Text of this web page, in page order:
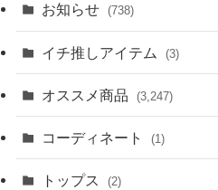
お知らせ (738)
イチ推しアイテム (3)
オススメ商品 (3,247)
コーディネート (1)
トップス (2)